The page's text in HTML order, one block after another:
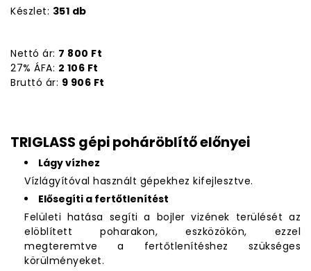
Készlet: 351 db
Nettó ár: 7 800 Ft
27% ÁFA: 2 106 Ft
Bruttó ár: 9 906 Ft
TRIGLASS gépi poháröblítő előnyei
Lágy vízhez
Vízlágyítóval használt gépekhez kifejlesztve.
Elősegíti a fertőtlenítést
Felületi hatása segíti a bojler vizének terülését az
elöblített poharakon, eszközökön, ezzel
megteremtve a fertőtlenítéshez szükséges
körülményeket.